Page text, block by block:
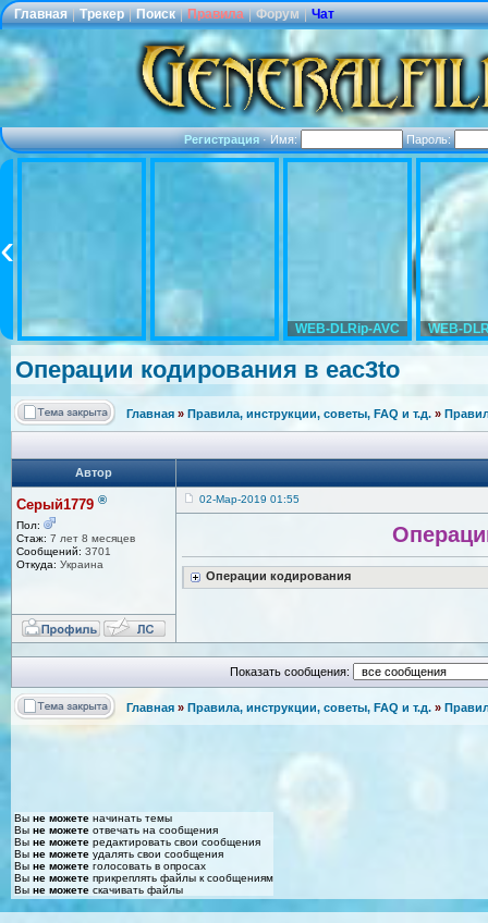
Главная | Трекер | Поиск | Правила | Форум | Чат
Регистрация·Имя: Пароль:
WEB-DLRip-AVC WEB-
Операции кодирования в eac3to
Главная » Правила, инструкции, советы, FAQ и т.д. »
Автор
Серый1779 ®
Пол:
Стаж: 7 лет 8 месяцев
Сообщений: 3701
Откуда: Украина
02-Мар-2019 01:55
Операции кодирования
Показать сообщения:
Главная » Правила, инструкции, советы, FAQ и т.д. »
Вы не можете начинать темы
Вы не можете отвечать на сообщения
Вы не можете редактировать свои сообщения
Вы не можете удалять свои сообщения
Вы не можете голосовать в опросах
Вы не можете прикреплять файлы к сообщениям
Вы не можете скачивать файлы